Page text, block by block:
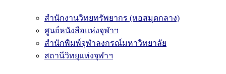
สำนักงานวิทยทรัพยากร (หอสมุดกลาง)
ศูนย์หนังสือแห่งจุฬาฯ
สำนักพิมพ์จุฬาลงกรณ์มหาวิทยาลัย
สถานีวิทยุแห่งจุฬาฯ